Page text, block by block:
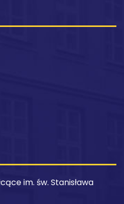
im. św. Stanisława